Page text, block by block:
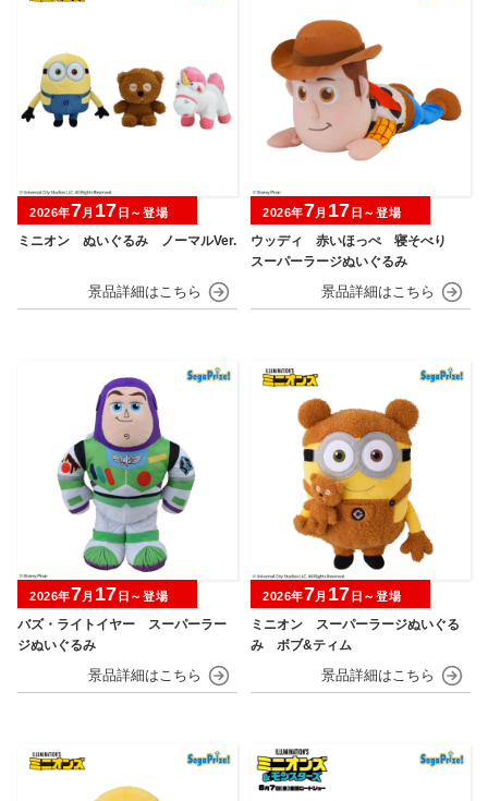
ミニオン ぬいぐるみ ノーマルVer.
2026年7月 17 日～登場
ウッディ 赤いほっぺ 寝そべり
スーパーラージぬいぐるみ
2026年7月 17 日～登場
バズ・ライトイヤー スーパーラー
ジぬいぐるみ
2026年7月 17 日～登場
ミニオン スーパーラージぬいぐる
み ボブ&ティム
2026年7月 17 日～登場